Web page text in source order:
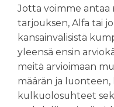
Jotta voimme
tarjouksen, Alfa tai
kansainvälisistä
yleensä ensin
meitä arvioimaan
määrän ja
kulkuolosuhteet